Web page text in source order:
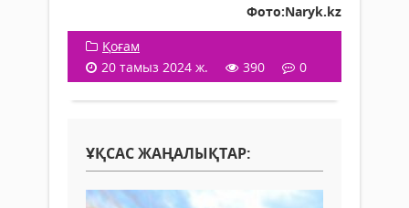
Фото:Naryk.kz
Қоғам
20 тамыз 2024 ж.
390 0
ҰҚСАС ЖАҢАЛЫҚТАР: